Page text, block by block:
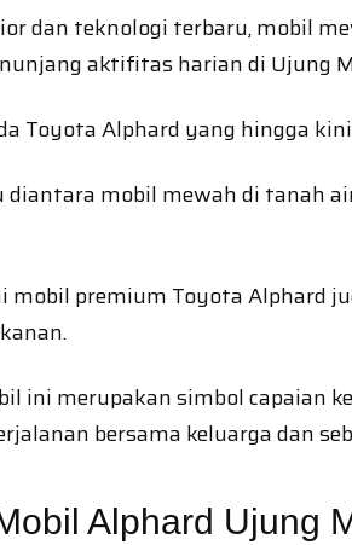
dan teknologi terbaru, mobil
aktifitas harian di Ujung
Toyota Alphard yang hingga
diantara mobil mewah di tanah
mobil premium Toyota
ini merupakan simbol capaian
bersama keluarga dan
Alphard Ujung